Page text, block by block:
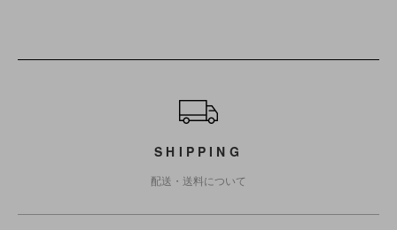
ショッピングガイド
SHIPPING
配送・送料について